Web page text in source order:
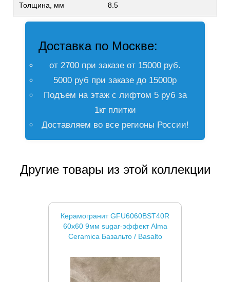
Толщина, мм 8.5
Доставка по Москве:
от 2700 при заказе от 15000 руб.
5000 руб при заказе до 15000р
Подъем на этаж с лифтом 5 руб за
1кг плитки
Доставляем во все регионы России!
Другие товары из этой коллекции
Керамогранит GFU6060BST40R
60x60 9мм sugar-эффект Alma
Ceramica Базальто / Basalto